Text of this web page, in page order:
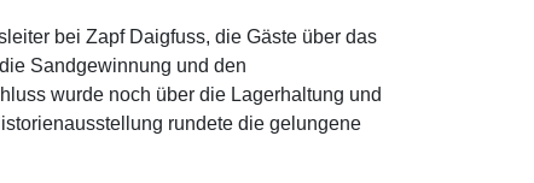
bei Zapf Daigfuss, die Gäste über das
Sandgewinnung und den
wurde noch über die Lagerhaltung und
rundete die gelungene